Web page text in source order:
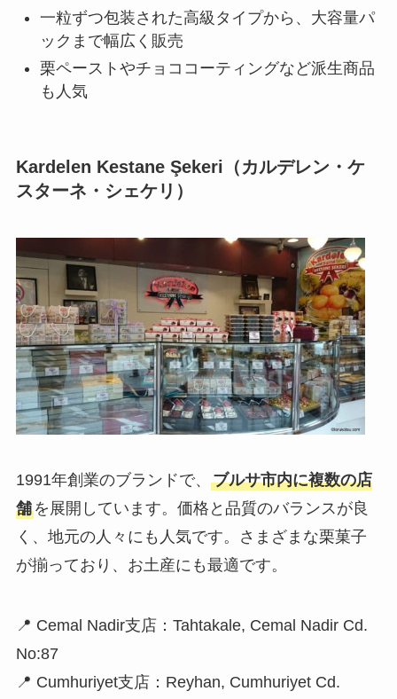
一粒ずつ包装された高級タイプから、大容量パ
ックまで幅広く販売
栗ペーストやチョココーティングなど派生商品
も人気
Kardelen Kestane Şekeri（カルデレン・ケ
スターネ・シェケリ）
1991年創業のブランドで、 ブルサ市内に複数の店
舗を展開しています。価格と品質のバランスが良
く、地元の人々にも人気です。さまざまな栗菓子
が揃っており、お土産にも最適です。
📍 Cemal Nadir支店：Tahtakale, Cemal Nadir Cd.
No:87
📍 Cumhuriyet支店：Reyhan, Cumhuriyet Cd.